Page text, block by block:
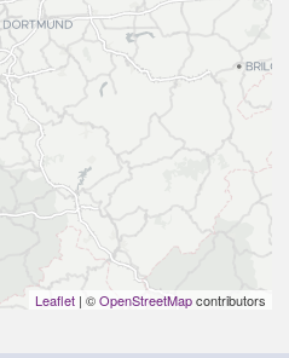
Leaflet | ©OpenStreetMapcontributors